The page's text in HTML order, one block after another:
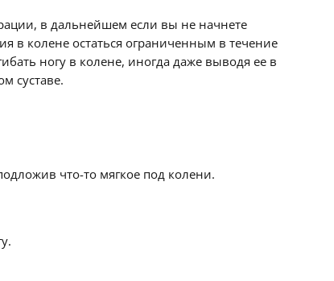
в дальнейшем если вы не начнете
в колене остаться ограниченным в течение
ногу в колене, иногда даже выводя ее в
суставе.
что-то мягкое под колени.